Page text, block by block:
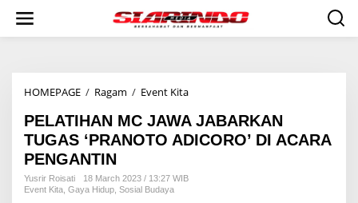
i
HOMEPAGE / Ragam / Event Kita
L
A
T
PELATIHAN MC JAWA JABARKAN
TUGAS ‘PRANOTO ADICORO’ DI ACARA
PENGANTIN
Yusrir Roisati
18 March 2023 / 13:27 WIB
Event Kita Gaya Hidup Sosial Budaya